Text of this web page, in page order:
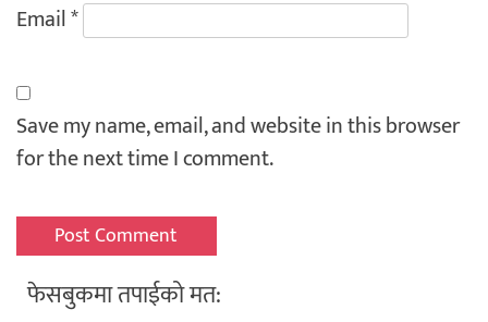
Email*
Save my name, email, and website in this browser
for the next time I comment.
फेसबुकमा तपाईको मत: